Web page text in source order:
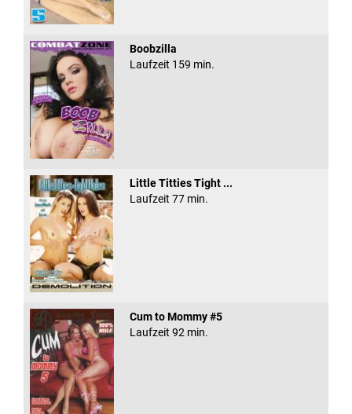
Boobzilla
Laufzeit 159 min.
Little Titties Tight ...
Laufzeit 77 min.
Cum to Mommy #5
Laufzeit 92 min.